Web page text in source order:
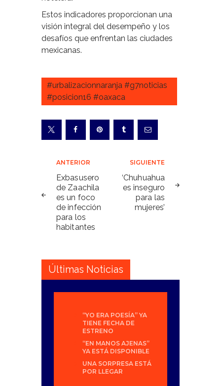
Estos indicadores proporcionan una
visión integral del desempeño y los
desafíos que enfrentan las ciudades
mexicanas.
#urbalizacionnaranja #g7noticias
#posicion16 #oaxaca
Navegación
de
entradas
ANTERIOR
Exbasusero
de Zaachila
es un foco
de infección
para los
habitantes
SIGUIENTE
‘Chuhuahua
es inseguro
para las
mujeres’
Últimas Noticias
“YO ERA POESÍA” YA
TIENE FECHA DE
ESTRENO
“EN MANOS AJENAS”
YA ESTÁ DISPONIBLE
UNA SORPRESA ESTÁ
POR LLEGAR